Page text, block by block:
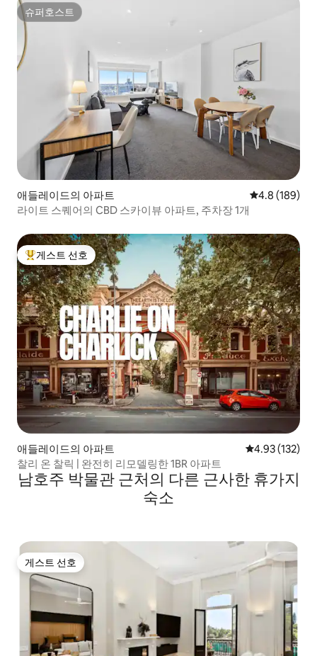
슈퍼호스트
슈퍼호스트
애들레이드의 아파트 평점 4.8점(5
4.8 (189)
라이트 스퀘어의 CBD 스카이뷰 아파트, 주차장 1개
상위 게스트 선호
게스트 선호
애들레이드의 아파트 평점 4.93점(5
4.93 (132)
찰리 온 찰릭 | 완전히 리모델링한 1BR 아파트
남호주 박물관 근처의 다른 근사한 휴가지
숙소
게스트 선호
게스트 선호